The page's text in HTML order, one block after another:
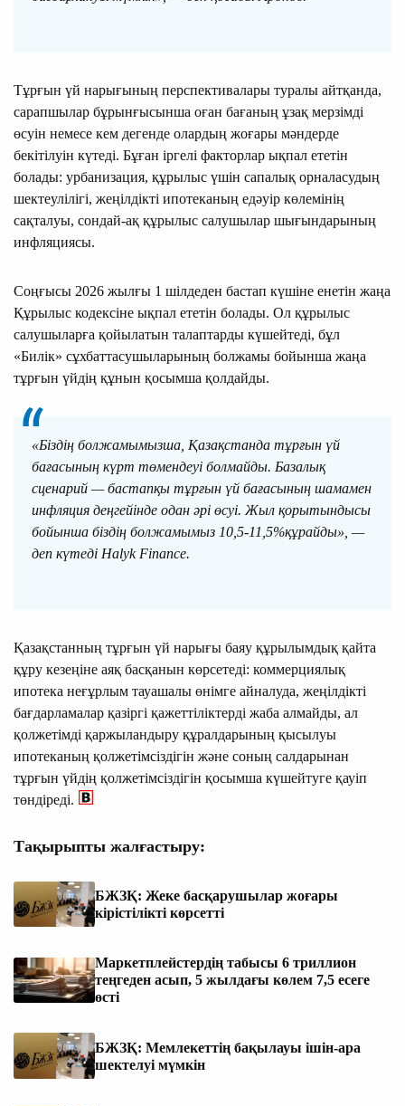
Тұрғын үй нарығының перспективалары туралы айтқанда,
сарапшылар бұрынғысынша оған бағаның ұзақ мерзімді
өсуін немесе кем дегенде олардың жоғары мәндерде
бекітілуін күтеді. Бұған іргелі факторлар ықпал ететін
болады: урбанизация, құрылыс үшін сапалық орналасудың
шектеулілігі, жеңілдікті ипотеканың едәуір көлемінің
сақталуы, сондай-ақ құрылыс салушылар шығындарының
инфляциясы.
Соңғысы 2026 жылғы 1 шілдеден бастап күшіне енетін жаңа
Құрылыс кодексіне ықпал ететін болады. Ол құрылыс
салушыларға қойылатын талаптарды күшейтеді, бұл
«Билік» сұхбаттасушыларының болжамы бойынша жаңа
тұрғын үйдің құнын қосымша қолдайды.
«Біздің болжамымызша, Қазақстанда тұрғын үй
бағасының күрт төмендеуі болмайды. Базалық
сценарий — бастапқы тұрғын үй бағасының шамамен
инфляция деңгейінде одан әрі өсуі. Жыл қорытындысы
бойынша біздің болжамымыз 10,5-11,5%құрайды», —
деп күтеді Halyk Finance.
Қазақстанның тұрғын үй нарығы баяу құрылымдық қайта
құру кезеңіне аяқ басқанын көрсетеді: коммерциялық
ипотека неғұрлым тауашалы өнімге айналуда, жеңілдікті
бағдарламалар қазіргі қажеттіліктерді жаба алмайды, ал
қолжетімді қаржыландыру құралдарының қысылуы
ипотеканың қолжетімсіздігін және соның салдарынан
тұрғын үйдің қолжетімсіздігін қосымша күшейтуге қауіп
төндіреді.
Тақырыпты жалғастыру:
БЖЗҚ: Жеке басқарушылар жоғары
кірістілікті көрсетті
Маркетплейстердің табысы 6 триллион
теңгеден асып, 5 жылдағы көлем 7,5 есеге
өсті
БЖЗҚ: Мемлекеттің бақылауы ішін-ара
шектелуі мүмкін